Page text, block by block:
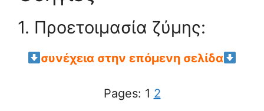
1. Προετοιμασία ζύμης:
συνέχεια στην επόμενη σελίδα
Pages: 1 2